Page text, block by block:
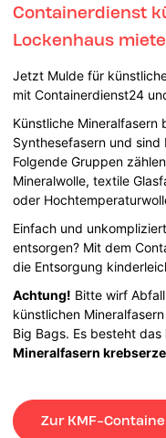
Containerdienst
Lockenhaus
Jetzt Mulde für
mit Containerdienst24
Künstliche Mineralfasern
Synthesefasern und
Folgende Gruppen
Mineralwolle, textile
oder
Einfach und
entsorgen? Mit dem
die Entsorgung
Achtung! Bitte wirf
künstlichen
Big Bags. Es besteht das
Mineralfasern
Zur KMF-